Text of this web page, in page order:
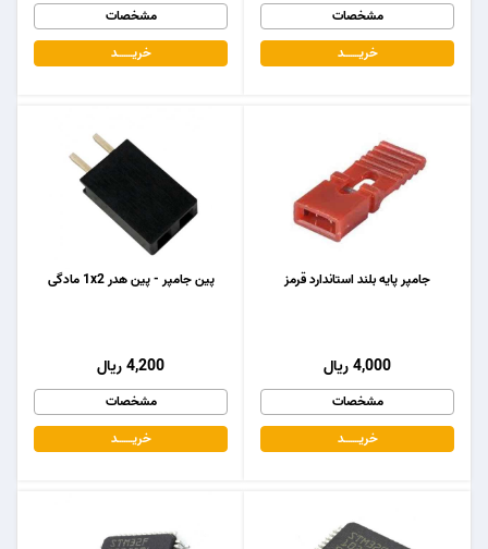
مشخصات
خریـــــــد
مشخصات
خریـــــــد
پین جامپر - پین هدر 1x2 مادگی
4,200 ریال
مشخصات
خریـــــــد
جامپر پایه بلند استاندارد قرمز
4,000 ریال
مشخصات
خریـــــــد